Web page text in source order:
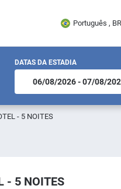
Português ,
DATAS DA ESTADIA
- 5 NOITES
- 5 NOITES